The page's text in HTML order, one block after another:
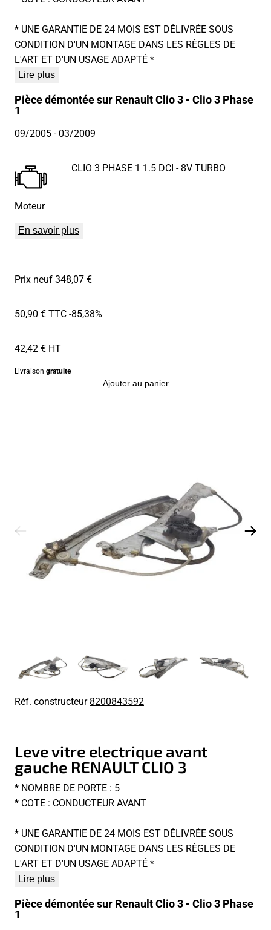
* UNE GARANTIE DE 24 MOIS EST DÉLIVRÉE SOUS
CONDITION D'UN MONTAGE DANS LES RÈGLES DE
L'ART ET D'UN USAGE ADAPTÉ *
Lire plus
Pièce démontée sur Renault Clio 3 - Clio 3 Phase
1
09/2005- 03/2009
Moteur
CLIO 3 PHASE 1 1.5 DCI - 8V TURBO
En savoir plus
Prix neuf 348,07 €
50,90 € TTC-85,38%
42,42 € HT
Livraison gratuite
Ajouter au panier
Réf. constructeur8200843592
Leve vitre electrique avant
gauche RENAULT CLIO 3
* NOMBRE DE PORTE : 5
* COTE : CONDUCTEUR AVANT
* UNE GARANTIE DE 24 MOIS EST DÉLIVRÉE SOUS
CONDITION D'UN MONTAGE DANS LES RÈGLES DE
L'ART ET D'UN USAGE ADAPTÉ *
Lire plus
Pièce démontée sur Renault Clio 3 - Clio 3 Phase
1